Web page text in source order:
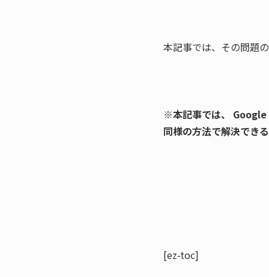
本記事では、その問題
※本記事では、 Google
同様の方法で解決でき